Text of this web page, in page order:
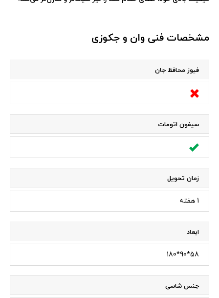
مشخصات فنی وان و جکوزی
فیوز محافظ جان
سیفون اتومات
زمان تحویل
1 هفته
ابعاد
58*90*180
جنس شاسی